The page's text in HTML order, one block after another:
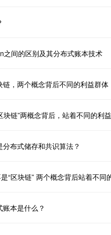
之间的区别及其分布式账本技术
，两个概念背后不同的利益群体
块链”两概念背后，站着不同的利
布式储存和共识算法？
“区块链” 两个概念背后站着不同
本是什么？